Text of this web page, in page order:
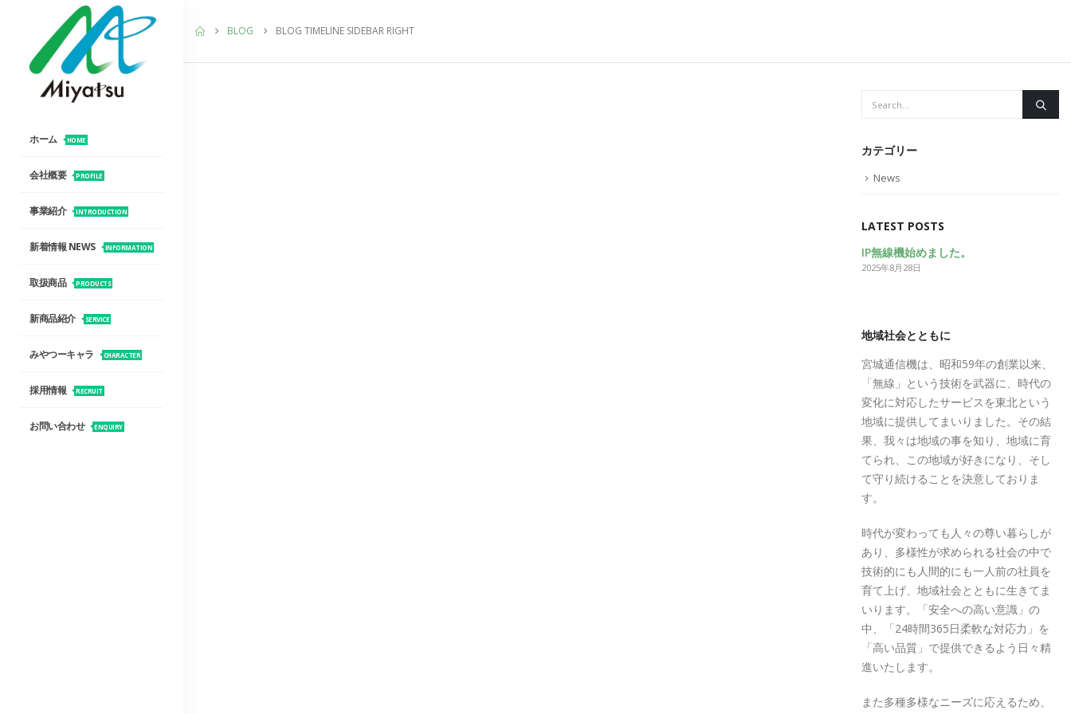
ホーム HOME
会社概要 PROFILE
事業紹介 INTRODUCTION
新着情報 NEWS INFORMATION
取扱商品 PRODUCTS
新商品紹介 SERVICE
みやつーキャラ CHARACTER
採用情報 RECRUIT
お問い合わせ ENQUIRY
BLOG BLOG TIMELINE SIDEBAR RIGHT
カテゴリー
News
LATEST POSTS
IP無線機始めました。
2025年8月28日
地域社会とともに
宮城通信機は、昭和59年の創業以来、
「無線」という技術を武器に、時代の
変化に対応したサービスを東北という
地域に提供してまいりました。その結
果、我々は地域の事を知り、地域に育
てられ、この地域が好きになり、そし
て守り続けることを決意しておりま
す。
時代が変わっても人々の尊い暮らしが
あり、多様性が求められる社会の中で
技術的にも人間的にも一人前の社員を
育て上げ、地域社会とともに生きてま
いります。「安全への高い意識」の
中、「24時間365日柔軟な対応力」を
「高い品質」で提供できるよう日々精
進いたします。
また多種多様なニーズに応えるため、